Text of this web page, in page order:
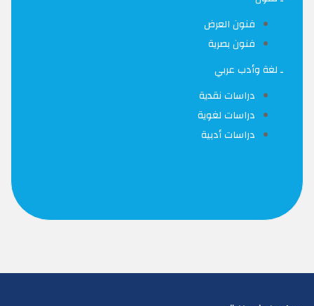
فنون العرض
فنون بصرية
ـ لغة وأدب عربي
دراسات نقدية
دراسات لغوية
دراسات أدبية